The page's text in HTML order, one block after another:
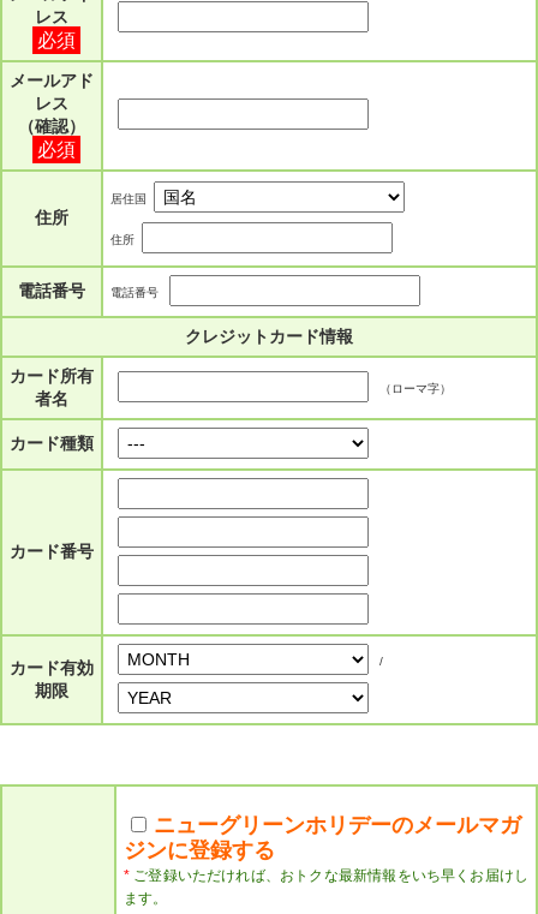
レス
必須
メールアド
レス
（確認）
必須
住所
居住国
住所
電話番号 電話番号
クレジットカード情報
カード所有
者名
（ローマ字）
カード種類
カード番号
カード有効
期限
/
ニューグリーンホリデーのメールマガ
ジンに登録する
* ご登録いただければ、おトクな最新情報をいち早くお届けし
ます。